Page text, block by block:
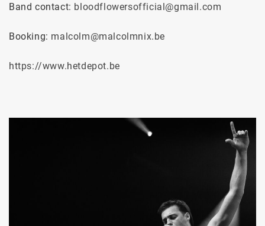
Band contact: bloodflowersofficial@gmail.com
Booking: malcolm@malcolmnix.be
https://www.hetdepot.be